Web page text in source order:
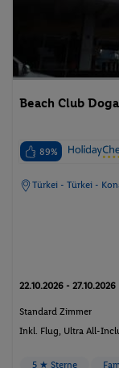
Beach Club
89%
Türkei - Türkei -
22.10.2026 - 27.10.2026
Standard Zimmer
Inkl. Flug, Ultra All-
5 ★ Sterne